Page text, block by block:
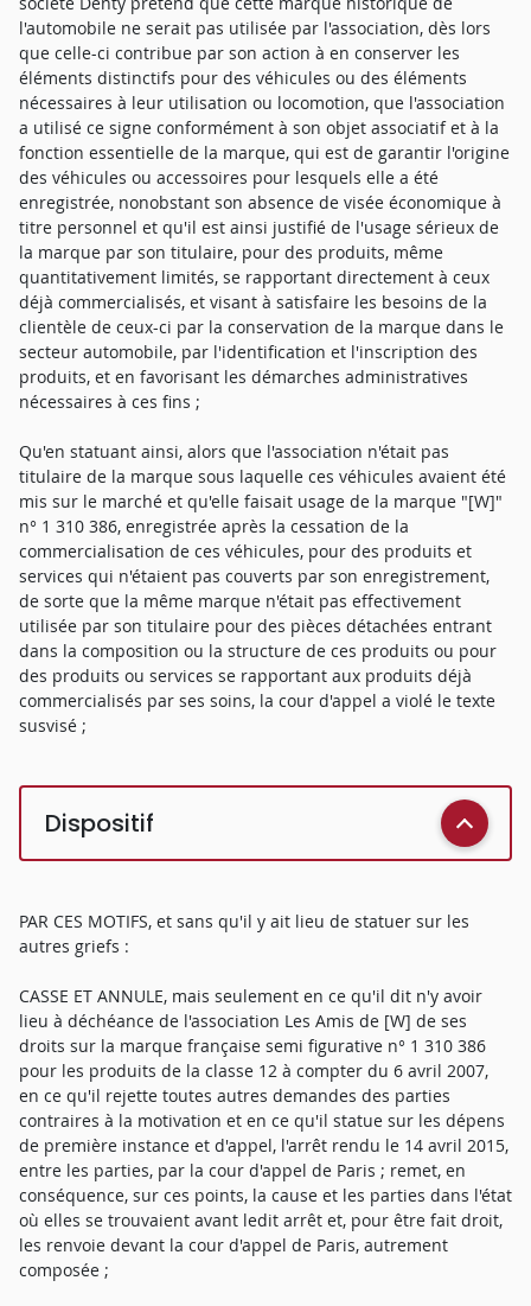
l'automobile ne serait pas utilisée par l'association, dès lors
que celle-ci contribue par son action à en conserver les
éléments distinctifs pour des véhicules ou des éléments
nécessaires à leur utilisation ou locomotion, que l'association
a utilisé ce signe conformément à son objet associatif et à la
fonction essentielle de la marque, qui est de garantir l'origine
des véhicules ou accessoires pour lesquels elle a été
enregistrée, nonobstant son absence de visée économique à
titre personnel et qu'il est ainsi justifié de l'usage sérieux de
la marque par son titulaire, pour des produits, même
quantitativement limités, se rapportant directement à ceux
déjà commercialisés, et visant à satisfaire les besoins de la
clientèle de ceux-ci par la conservation de la marque dans le
secteur automobile, par l'identification et l'inscription des
produits, et en favorisant les démarches administratives
nécessaires à ces fins ;
Qu'en statuant ainsi, alors que l'association n'était pas
titulaire de la marque sous laquelle ces véhicules avaient été
mis sur le marché et qu'elle faisait usage de la marque "[W]"
n° 1 310 386, enregistrée après la cessation de la
commercialisation de ces véhicules, pour des produits et
services qui n'étaient pas couverts par son enregistrement,
de sorte que la même marque n'était pas effectivement
utilisée par son titulaire pour des pièces détachées entrant
dans la composition ou la structure de ces produits ou pour
des produits ou services se rapportant aux produits déjà
commercialisés par ses soins, la cour d'appel a violé le texte
susvisé ;
Dispositif
PAR CES MOTIFS, et sans qu'il y ait lieu de statuer sur les
autres griefs :
CASSE ET ANNULE, mais seulement en ce qu'il dit n'y avoir
lieu à déchéance de l'association Les Amis de [W] de ses
droits sur la marque française semi figurative n° 1 310 386
pour les produits de la classe 12 à compter du 6 avril 2007,
en ce qu'il rejette toutes autres demandes des parties
contraires à la motivation et en ce qu'il statue sur les dépens
de première instance et d'appel, l'arrêt rendu le 14 avril 2015,
entre les parties, par la cour d'appel de Paris ; remet, en
conséquence, sur ces points, la cause et les parties dans l'état
où elles se trouvaient avant ledit arrêt et, pour être fait droit,
les renvoie devant la cour d'appel de Paris, autrement
composée ;